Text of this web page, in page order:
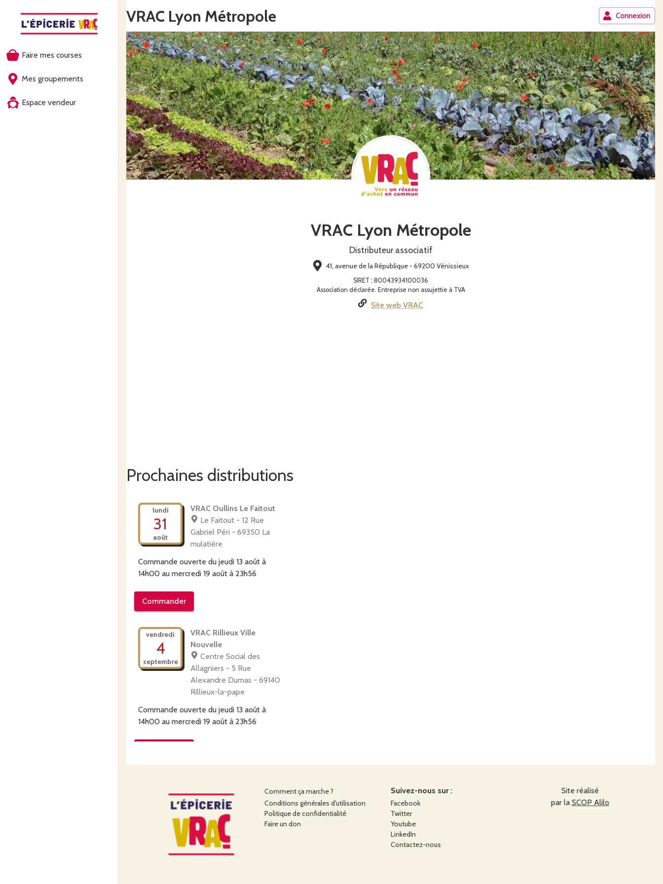
Faire mes courses
Mes groupements
Espace vendeur
VRAC Lyon Métropole Connexion
VRAC Lyon Métropole
Distributeur associatif
41, avenue de la République - 69200 Vénissieux
SIRET : 80043934100036
Association déclarée. Entreprise non assujettie à TVA
Site web VRAC
Prochaines distributions
lundi
31
août
VRAC Oullins Le Faitout
Le Faitout - 12 Rue
Gabriel Péri - 69350 La
mulatière
Commande ouverte du jeudi 13 août à
14h00 au mercredi 19 août à 23h56
Commander
vendredi
4
septembre
VRAC Rillieux Ville
Nouvelle
Centre Social des
Allagniers - 5 Rue
Alexandre Dumas - 69140
Rillieux-la-pape
Commande ouverte du jeudi 13 août à
14h00 au mercredi 19 août à 23h56
septembre
Centre Social Arsenal
(Saint Fons) - 5 Rue Paul
Vaillant Couturier - 69190
Saint-fons
Commande ouverte du jeudi 20 août à
au mercredi 26 août à 23h56
Comment ça marche ?
Conditions générales d'utilisation
Politique de confidentialité
Faire un don
Suivez-nous sur :
Facebook
Twitter
Youtube
LinkedIn
Contactez-nous
Site réalisé
par la SCOP Alilo